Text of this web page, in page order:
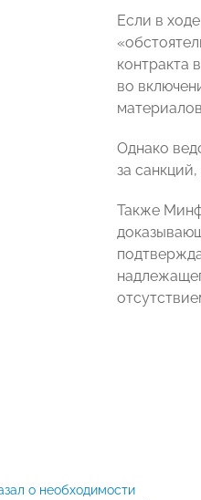
Если в
контракта
во
Однако
за
Также
о необходимости